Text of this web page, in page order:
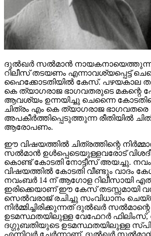
ദുല്‍ഖര്‍ സല്‍മാന്‍ നായകനായെത്തുന്ന
റിലീസ് തടയണം എന്നാവശ്യപ്പെട്ട്
ഹൈക്കോടതിയില്‍ കേസ്. പഴയകാല
കെ ത്യാഗരാജ ഭാഗവതരുടെ മകന്റെ
ആവശ്യം ഉന്നയിച്ചു ചെന്നൈ
ചിത്രം എം കെ ത്യാഗരാജ ഭാഗവതരെ
അപകീര്‍ത്തിപ്പെടുത്തുന്ന രീതിയില്‍
ആരോപണം.
ഈ വിഷയത്തില്‍ ചിത്രത്തിന്റെ
സല്‍മാന്‍ ഉള്‍പ്പെടെയുള്ളവരോട്
കൊണ്ട് കോടതി നോട്ടീസ് അയച്ചു.
വിഷയത്തില്‍ കോടതി വീണ്ടും വാദം
നവംബര്‍ 14 ന് ആഗോള റിലീസായി
ഇരിക്കെയാണ് ഈ കേസ് തടസ്സമായി
സെല്‍വരാജ് രചിച്ചു സംവിധാനം
നിര്‍മ്മിച്ചിരിക്കുന്നത് ദുല്‍ഖര്‍ സല്‍മാന്റെ
ഉടമസ്ഥതയിലുള്ള വേഫേറര്‍
ദഗ്ഗുബതിയുടെ ഉടമസ്ഥതയിലുള്ള
എന്നിവര്‍ ചേര്‍ന്നാണ്. ദുല്‍ഖര്‍